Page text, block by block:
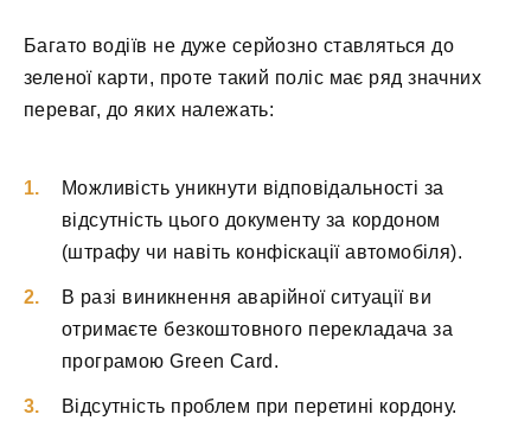
Багато водіїв не дуже серйозно ставляться до
зеленої карти, проте такий поліс має ряд значних
переваг, до яких належать:
Можливість уникнути відповідальності за
відсутність цього документу за кордоном
(штрафу чи навіть конфіскації автомобіля).
В разі виникнення аварійної ситуації ви
отримаєте безкоштовного перекладача за
програмою Green Card.
Відсутність проблем при перетині кордону.